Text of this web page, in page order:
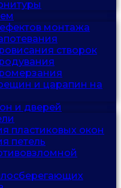
монтажа
створок
и царапин на
и дверей
пластиковых окон
петель